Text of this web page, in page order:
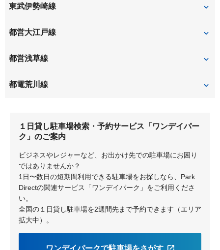
小村井
東武伊勢崎線
とうきょうスカイツリー
曳舟
都営大江戸線
両国
蔵前
都営浅草線
押上（スカイツリー前）
都電荒川線
荒川二丁目 荒川区役所前
１日貸し駐車場検索・予約サービス「ワンデイパー
ク」のご案内
ビジネスやレジャーなど、お出かけ先での駐車場にお困り
ではありませんか？
1日〜数日の短期間利用できる駐車場をお探しなら、Park
Directの関連サービス「ワンデイパーク」をご利用くださ
い。
全国の１日貸し駐車場を2週間先まで予約できます（エリア
拡大中）。
ワンデイパークで駐車場をさがす